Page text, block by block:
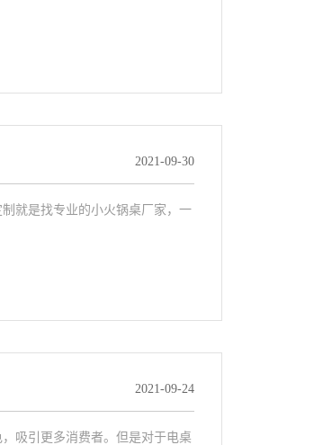
2021-09-30
就是找专业的小火锅桌厂家，一
2021-09-24
吸引更多消费者。但是对于电桌